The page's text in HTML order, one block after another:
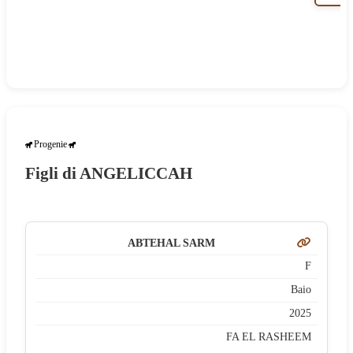
Progenie
Figli di ANGELICCAH
ABTEHAL SARM
F
Baio
2025
FA EL RASHEEM